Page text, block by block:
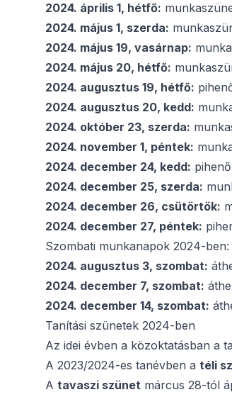
2024. április 1, hétfő:
2024. május 1, szerda:
2024. május 19, vasárnap:
2024. május 20, hétfő:
2024. augusztus 19, hétfő:
2024. augusztus 20, kedd:
2024. október 23, szerda:
2024. november 1, péntek:
2024. december 24, kedd:
2024. december 25, szerda:
2024. december 26, csütörtök:
2024. december 27, péntek:
Szombati munkanapok 2024-ben:
2024. augusztus 3, szombat:
2024. december 7, szombat:
2024. december 14, szombat:
Tanítási szünetek 2024-ben
Az idei évben a közoktatásban a
A 2023/2024-es tanévben a téli
A tavaszi szünet márcus 28-tól